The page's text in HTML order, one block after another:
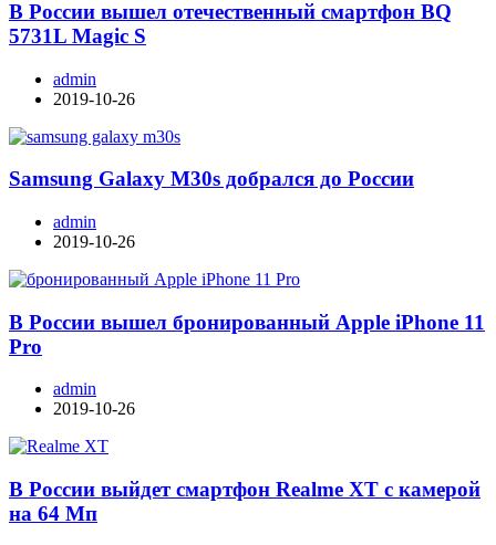
В России вышел отечественный смартфон BQ
5731L Magic S
admin
2019-10-26
Samsung Galaxy M30s добрался до России
admin
2019-10-26
В России вышел бронированный Apple iPhone 11
Pro
admin
2019-10-26
В России выйдет смартфон Realme XT с камерой
на 64 Мп